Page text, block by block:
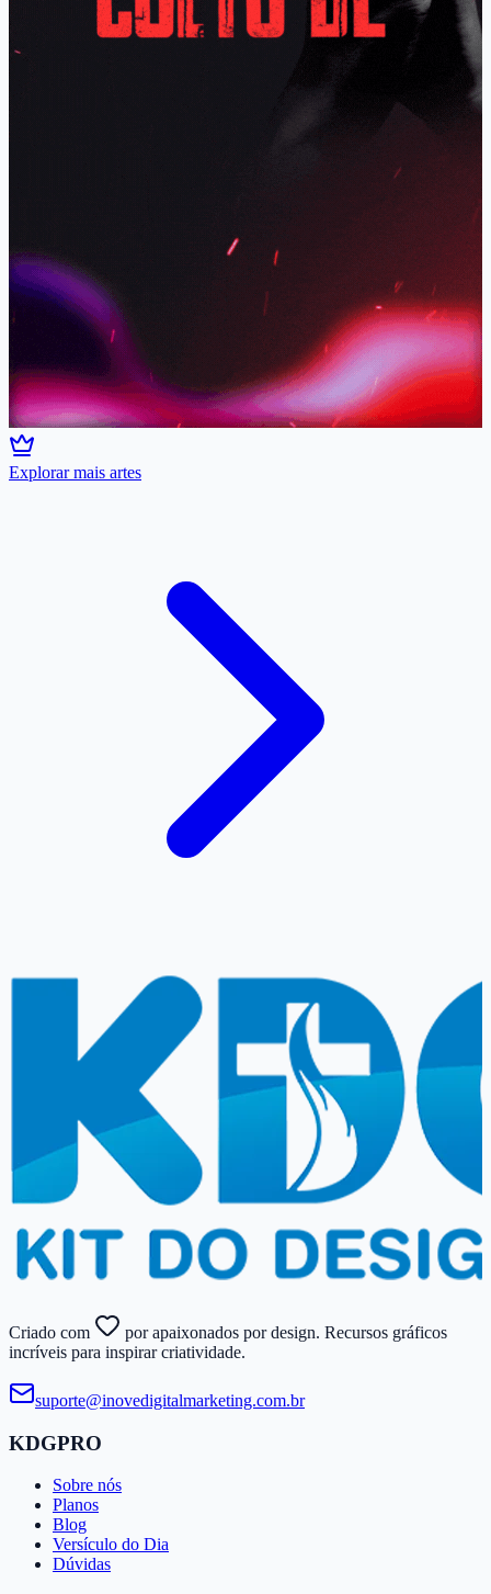
Explorar mais artes
Criado com
por apaixonados por design. Recursos gráficos
incríveis para inspirar criatividade.
suporte@​inovedigitalmarketing.​com.​br
KDGPRO
Sobre nós
Planos
Blog
Versículo do Dia
Dúvidas